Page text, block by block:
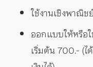
ใช้งานเชิงพาณิช
ออกแบบให้หรือ
เริ่มต้น 700.- (ไ